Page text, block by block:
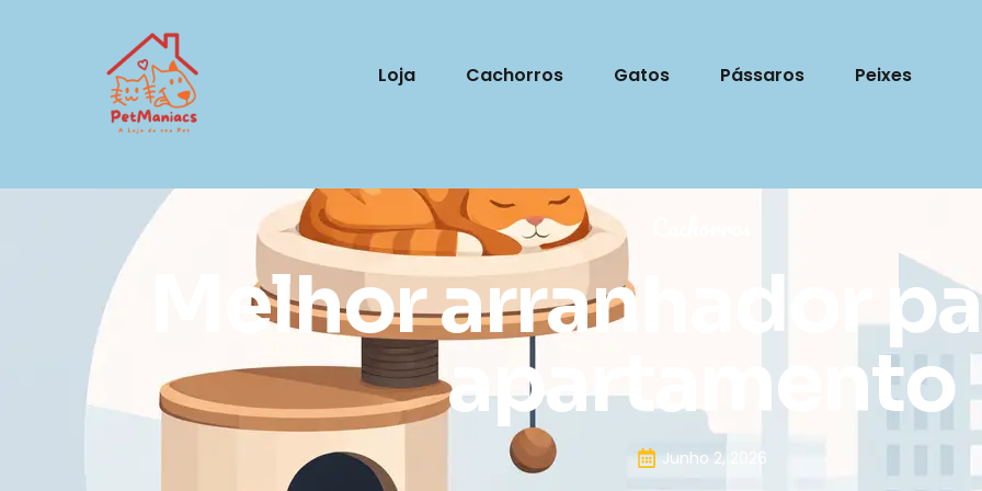
Loja Cachorros Gatos Pássaros Peixes
Melhor arranhador
apartamento
Junho 2, 2026